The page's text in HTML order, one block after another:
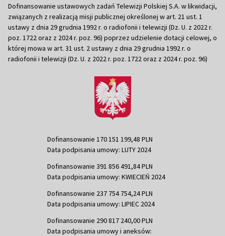
Dofinansowanie ustawowych zadań Telewizji Polskiej S.A. w likwidacji,
związanych z realizacją misji publicznej określonej w art. 21 ust. 1
ustawy z dnia 29 grudnia 1992 r. o radiofonii i telewizji (Dz. U. z 2022 r.
poz. 1722 oraz z 2024 r. poz. 96) poprzez udzielenie dotacji celowej, o
której mowa w art. 31 ust. 2 ustawy z dnia 29 grudnia 1992 r. o
radiofonii i telewizji (Dz. U. z 2022 r. poz. 1722 oraz z 2024 r. poz. 96)
Dofinansowanie 170 151 199,48 PLN
Data podpisania umowy: LUTY 2024
Dofinansowanie 391 856 491,84 PLN
Data podpisania umowy: KWIECIEŃ 2024
Dofinansowanie 237 754 754,24 PLN
Data podpisania umowy: LIPIEC 2024
Dofinansowanie 290 817 240,00 PLN
Data podpisania umowy i aneksów: